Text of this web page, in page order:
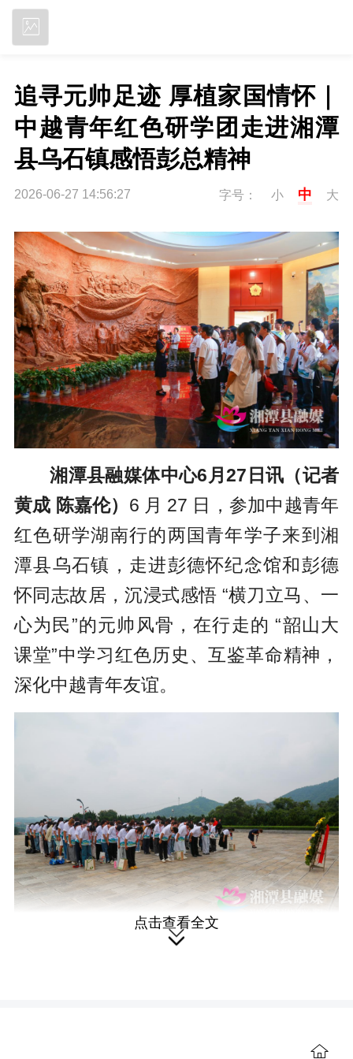
追寻元帅足迹 厚植家国情怀｜
中越青年红色研学团走进湘潭
县乌石镇感悟彭总精神
2026-06-27 14:56:27 字号： 小 中 大
湘潭县融媒体中心6月27日讯（记者
黄成 陈嘉伦） 6 月 27 日，参加中越青年
红色研学湖南行的两国青年学子来到湘
潭县乌石镇，走进彭德怀纪念馆和彭德
怀同志故居，沉浸式感悟 “横刀立马、一
心为民”的元帅风骨，在行走的 “韶山大
课堂”中学习红色历史、互鉴革命精神，
深化中越青年友谊。
托对开国元勋的无限缅怀与崇高敬意。
点击查看全文
